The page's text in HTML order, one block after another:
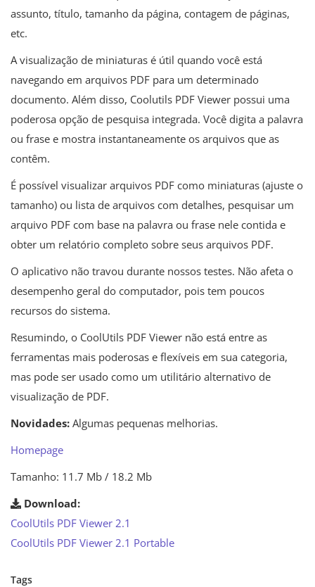
assunto, título, tamanho da página, contagem de páginas,
etc.
A visualização de miniaturas é útil quando você está
navegando em arquivos PDF para um determinado
documento. Além disso, Coolutils PDF Viewer possui uma
poderosa opção de pesquisa integrada. Você digita a palavra
ou frase e mostra instantaneamente os arquivos que as
contêm.
É possível visualizar arquivos PDF como miniaturas (ajuste o
tamanho) ou lista de arquivos com detalhes, pesquisar um
arquivo PDF com base na palavra ou frase nele contida e
obter um relatório completo sobre seus arquivos PDF.
O aplicativo não travou durante nossos testes. Não afeta o
desempenho geral do computador, pois tem poucos
recursos do sistema.
Resumindo, o CoolUtils PDF Viewer não está entre as
ferramentas mais poderosas e flexíveis em sua categoria,
mas pode ser usado como um utilitário alternativo de
visualização de PDF.
Novidades: Algumas pequenas melhorias.
Homepage
Tamanho: 11.7 Mb / 18.2 Mb
Download:
CoolUtils PDF Viewer 2.1
CoolUtils PDF Viewer 2.1 Portable
Tags